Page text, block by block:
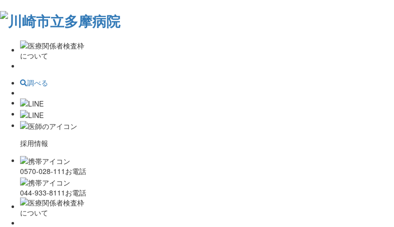
調べる
採用情報
0570-028-111 お電話
044-933-8111 お電話